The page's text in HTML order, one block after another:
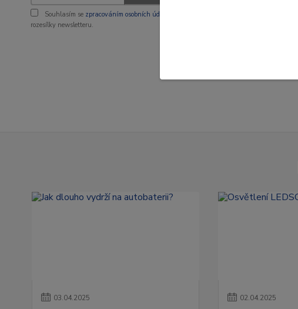
Souhlasím se zpracováním osobních údajů
rozesílky newsletteru.
03.04.2025 02.04.2025